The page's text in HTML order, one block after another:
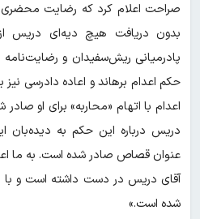
صراحت اعلام کرد که رضایت محضری
بدون دریافت هیچ دیه‌ای دریس از
پادرمیانی ریش‌سفیدان و
حکم اعدام برهاند و اعاده دادرسی
اعدام با اتهام «محاربه» برای او
دریس درباره این حکم به دیده‌بان
عنوان قصاص صادر شده است. به ما
آقای دریس در دست داشته است و با
شده است.»